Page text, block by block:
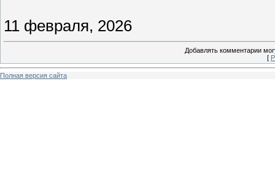
11 февраля, 2026
Добавлять комментарии
[
Полная версия сайта